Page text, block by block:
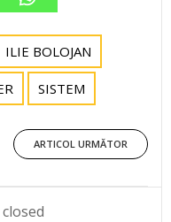
ILIE BOLOJAN
SISTEM
ARTICOL URMĂTOR